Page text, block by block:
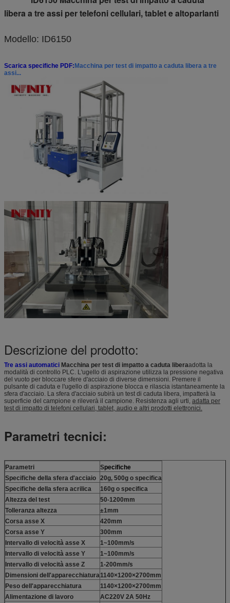
libera a tre assi per telefoni cellulari, tablet e altoparlanti
Modello: ID6150
Scarica specifiche PDF:Macchina per test di impatto a caduta libera a tre
assi...
Descrizione del prodotto:
Tre assi automatici Macchina per test di impatto a caduta liberaadotta la
modalità di controllo PLC. L'ugello di aspirazione utilizza la pressione negativa
del vuoto per bloccare sfere d'acciaio di diverse dimensioni. Premere il
pulsante di caduta e l'ugello di aspirazione blocca e rilascia istantaneamente la
sfera d'acciaio. La sfera d'acciaio subirà un test di caduta libera, impatterà la
superficie del campione e rileverà il campione. Resistenza agli urti, adatta per
test di impatto di telefoni cellulari, tablet, audio e altri prodotti elettronici.
Parametri tecnici:
Parametri Specifiche
Specifiche della sfera d'acciaio 20g, 500g o specifica
Specifiche della sfera acrilica
160g o specifica
Altezza del test
50-1200mm
Tolleranza altezza
±1mm
Corsa asse X
420mm
Corsa asse Y
300mm
Intervallo di velocità asse X
1~100mm/s
Intervallo di velocità asse Y
1~100mm/s
Intervallo di velocità asse Z
1-200mm/s
Dimensioni dell'apparecchiatura1140×1200×2700mm
Peso dell'apparecchiatura
1140×1200×2700mm
Alimentazione di lavoro
AC220V 2A 50Hz